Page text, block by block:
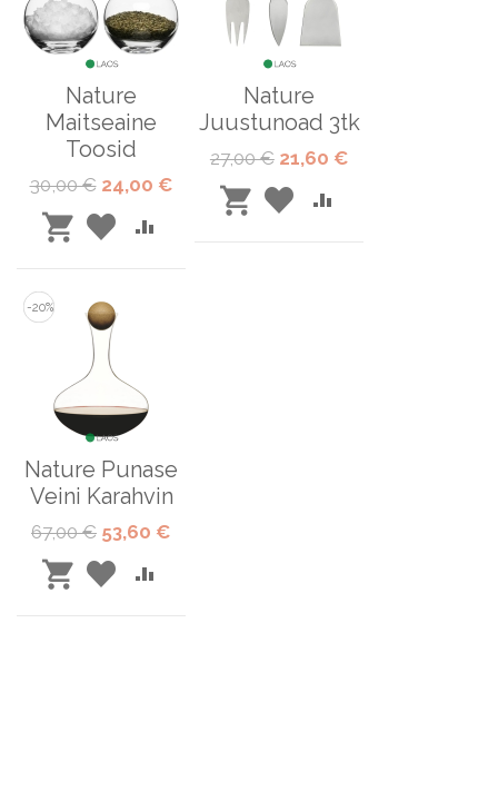
Nature
Maitseaine
Toosid
Tavahind
30,00 € Special
Price
24,00 €
LISA
Nature
Juustunoad 3tk
Tavahind
27,00 € Special
Price
21,60 €
LISA
-20%
Nature Punase
Veini Karahvin
Tavahind
67,00 € Special
Price
53,60 €
LISA